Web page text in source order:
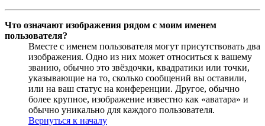
Что означают изображения рядом с моим именем
пользователя?
Вместе с именем пользователя могут присутствовать два
изображения. Одно из них может относиться к вашему
званию, обычно это звёздочки, квадратики или точки,
указывающие на то, сколько сообщений вы оставили,
или на ваш статус на конференции. Другое, обычно
более крупное, изображение известно как «аватара» и
обычно уникально для каждого пользователя.
Вернуться к началу